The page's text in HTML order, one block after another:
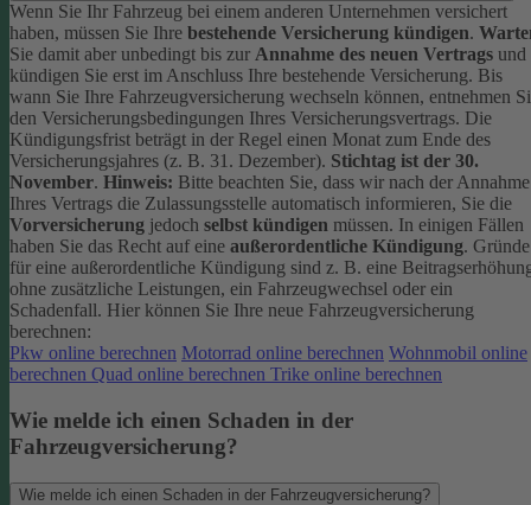
Wenn Sie Ihr Fahrzeug bei einem anderen Unternehmen versichert
haben, müssen Sie Ihre bestehende Versicherung kündigen.
Sie damit aber unbedingt bis zur Annahme des neuen Vertrags und
kündigen Sie erst im Anschluss Ihre bestehende Versicherung. Bis
wann Sie Ihre Fahrzeugversicherung wechseln können, entnehmen
den Versicherungsbedingungen Ihres Versicherungsvertrags. Die
Kündigungsfrist beträgt in der Regel einen Monat zum Ende des
Versicherungsjahres (z. B. 31. Dezember). Stichtag ist der 30.
November. Hinweis: Bitte beachten Sie, dass wir nach der Annahme
Ihres Vertrags die Zulassungsstelle automatisch informieren, Sie die
Vorversicherung jedoch selbst kündigen müssen. In einigen Fällen
haben Sie das Recht auf eine außerordentliche Kündigung. Gründe
für eine außerordentliche Kündigung sind z. B. eine
ohne zusätzliche Leistungen, ein Fahrzeugwechsel oder ein
Schadenfall. Hier können Sie Ihre neue Fahrzeugversicherung
berechnen:
Pkw online berechnen Motorrad online berechnen Wohnmobil online
berechnen Quad online berechnen Trike online berechnen
Wie melde ich einen Schaden in der
Fahrzeugversicherung?
Wie melde ich einen Schaden in der Fahrzeugversicherung?